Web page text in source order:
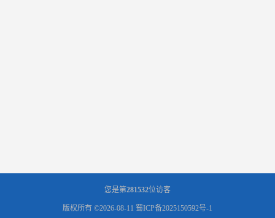
您是第281532位访客
版权所有 ©2026-08-11 蜀ICP备2025150592号-1